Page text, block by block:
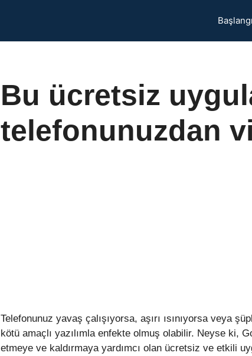
Bu ücretsiz
telefonunuzdan
Telefonunuz yavaş çalışıyorsa, aşırı ısınıyorsa veya
kötü amaçlı yazılımla enfekte olmuş olabilir. Neyse ki,
etmeye ve kaldırmaya yardımcı olan ücretsiz ve etkili